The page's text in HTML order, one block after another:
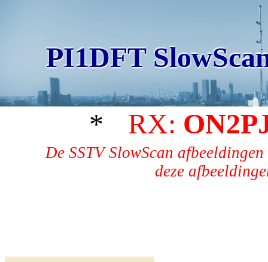
PI1DFT
* RX:
De SSTV SlowScan
deze